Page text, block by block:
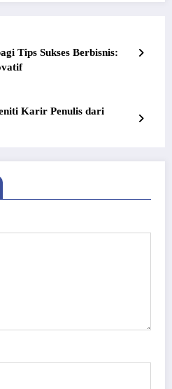
Tips Sukses Berbisnis:
Karir Penulis dari